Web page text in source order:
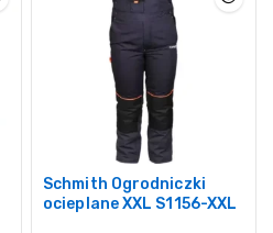
Schmith Ogrodniczki
ocieplane XXL S1156-XXL